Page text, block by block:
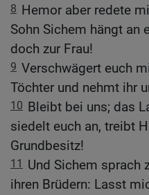
8 Hemor aber redete
Sohn Sichem hängt an
doch zur Frau!
9 Verschwägert euch
Töchter und nehmt ihr
10 Bleibt bei uns; das
siedelt euch an, treibt
Grundbesitz!
11
Und Sichem sprach
ihren Brüdern: Lasst